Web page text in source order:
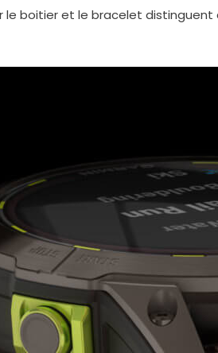
boitier et le bracelet distinguent